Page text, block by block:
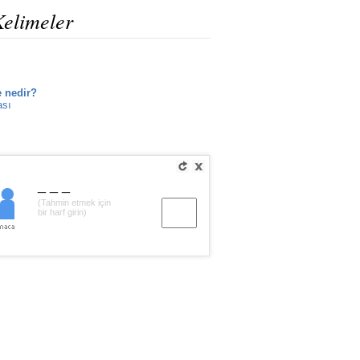
nedir?
(Tahmin etmek için
bir harf girin)